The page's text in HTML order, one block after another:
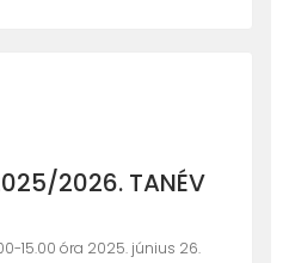
2026. TANÉV
15.00 óra 2025. június 26.